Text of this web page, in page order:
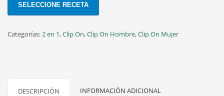
GRAY
SELECCIONE RECETA
Categorías:2 en 1,Clip On,Clip On Hombre,Clip On Mujer
DESCRIPCIÓN INFORMACIÓN ADICIONAL